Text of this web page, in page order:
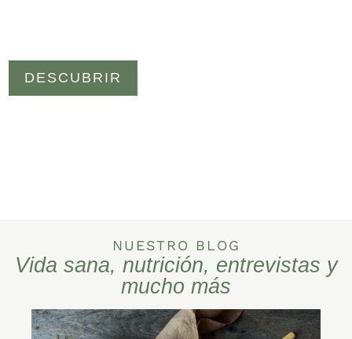
DESCUBRIR
NUESTRO BLOG
Vida sana, nutrición, entrevistas y
mucho más